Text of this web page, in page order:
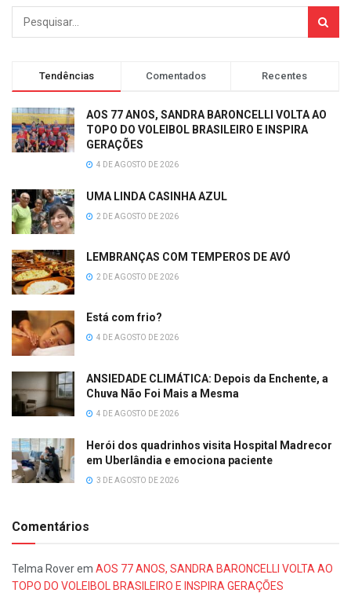
Tendências Comentados Recentes
AOS 77 ANOS, SANDRA BARONCELLI VOLTA AO
TOPO DO VOLEIBOL BRASILEIRO E INSPIRA
GERAÇÕES
4 DE AGOSTO DE 2026
UMA LINDA CASINHA AZUL
2 DE AGOSTO DE 2026
LEMBRANÇAS COM TEMPEROS DE AVÓ
2 DE AGOSTO DE 2026
Está com frio?
4 DE AGOSTO DE 2026
ANSIEDADE CLIMÁTICA: Depois da Enchente, a
Chuva Não Foi Mais a Mesma
4 DE AGOSTO DE 2026
Herói dos quadrinhos visita Hospital Madrecor
em Uberlândia e emociona paciente
3 DE AGOSTO DE 2026
Comentários
Telma Roverem AOS 77 ANOS, SANDRA BARONCELLI VOLTA AO
TOPO DO VOLEIBOL BRASILEIRO E INSPIRA GERAÇÕES